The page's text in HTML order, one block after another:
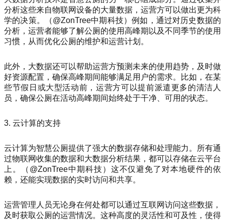
分析这些来自物联网设备的大量数据，运营方可以做出更为科
学的决策。（@ZonTree中期科技）例如，通过对历史数据的
分析，运营者能够了解公厕的使用高峰期以及不同季节的使用
习惯，从而优化公厕的维护和运营计划。
此外，大数据还可以帮助运营方预测未来的使用趋势，及时做
好资源配置，确保高峰期间能够满足用户的需求。比如，在某
些节假日或大型活动前，运营方可以提前派遣更多的清洁人
员，确保公厕在活动高峰期间始终处于干净、可用的状态。
3. 云计算的支持
云计算为智慧公厕提供了强大的数据存储和处理能力。所有通
过物联网收集的数据和大数据分析结果，都可以存储在云平台
上。（@ZonTree中期科技）这不仅避免了对本地硬件的依
赖，还能实现数据的实时访问和共享。
运营管理人员无论身在何处都可以通过互联网访问这些数据，
及时获取公厕的运营情况。这种高度的灵活性和可及性，使得